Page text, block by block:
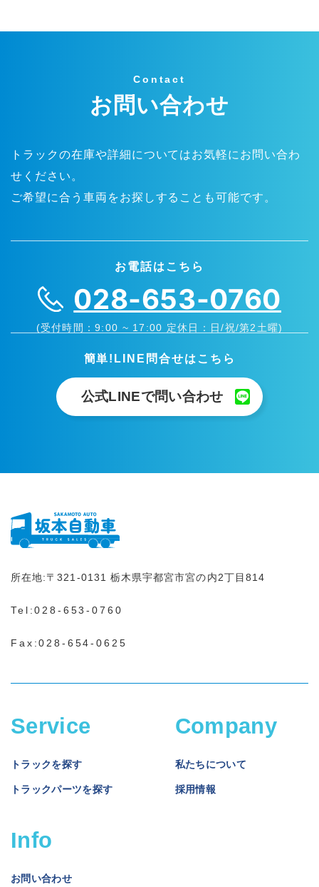
Contact
お問い合わせ
トラックの在庫や詳細についてはお気軽にお問い合わ
せください。
ご希望に合う車両をお探しすることも可能です。
お電話はこちら
028-653-0760
(受付時間：9:00 ~ 17:00 定休日：日/祝/第2土曜)
簡単!LINE問合せはこちら
公式LINEで問い合わせ
所在地:〒321-0131 栃木県宇都宮市宮の内2丁目814
Tel:028-653-0760
Fax:028-654-0625
Service
トラックを探す
トラックパーツを探す
Company
私たちについて
採用情報
Info
お問い合わせ